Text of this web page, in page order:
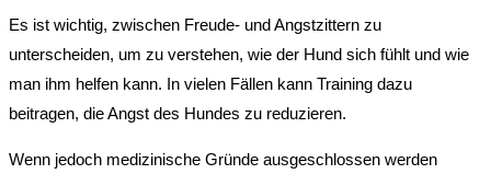
Es ist wichtig, zwischen Freude- und Angstzittern zu
unterscheiden, um zu verstehen, wie der Hund sich fühlt und wie
man ihm helfen kann. In vielen Fällen kann Training dazu
beitragen, die Angst des Hundes zu reduzieren.
Wenn jedoch medizinische Gründe ausgeschlossen werden